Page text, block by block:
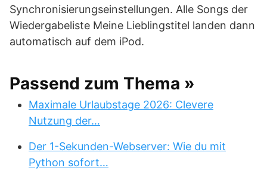
Synchronisierungseinstellungen. Alle Songs der
Wiedergabeliste Meine Lieblingstitel landen dann
automatisch auf dem iPod.
Passend zum Thema »
Maximale Urlaubstage 2026: Clevere
Nutzung der…
Der 1-Sekunden-Webserver: Wie du mit
Python sofort…